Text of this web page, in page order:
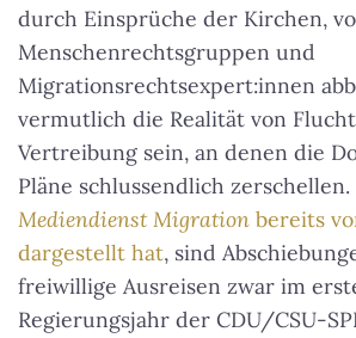
durch Einsprüche der Kirchen,
Menschenrechtsgruppen und
Migrationsrechtsexpert:innen
vermutlich die Realität von
Vertreibung sein, an denen die
Pläne schlussendlich zerschellen.
Mediendienst Migration bereits
dargestellt hat, sind
freiwillige Ausreisen zwar im
Regierungsjahr der CDU/CSU-